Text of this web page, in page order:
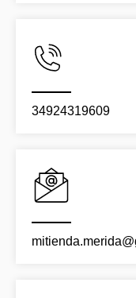
34924319609